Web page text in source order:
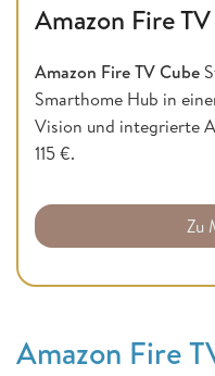
Amazon Fire
Amazon Fire TV Cube
Smarthome Hub in
Vision und integrierte
115 €.
Zu
Amazon Fire